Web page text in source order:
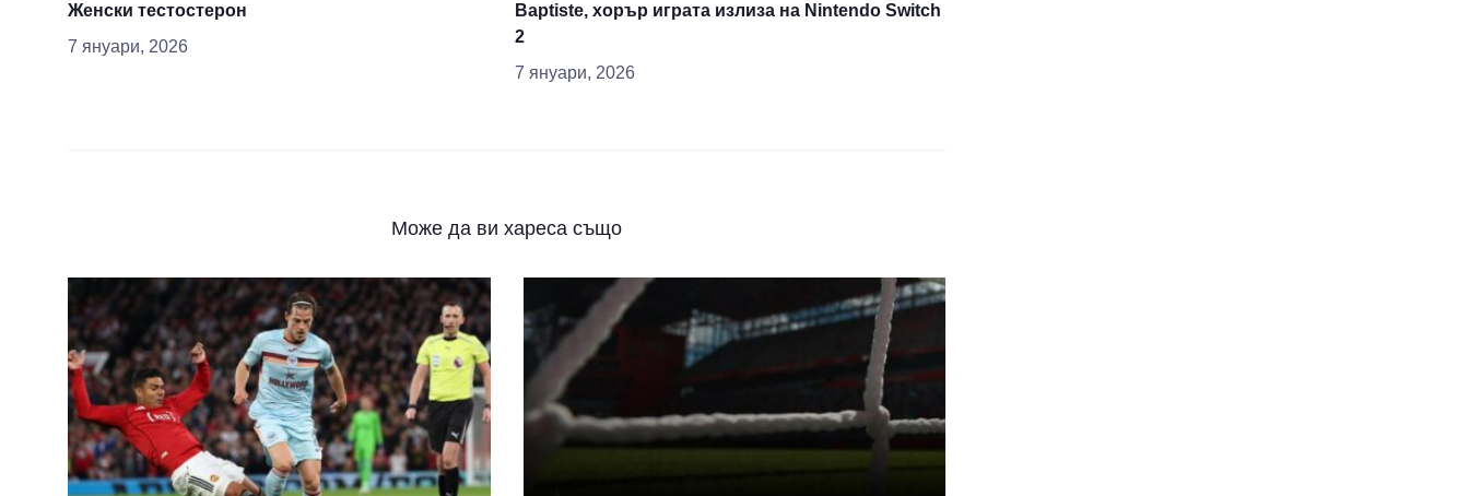
Женски тестостерон
7 януари, 2026
Baptiste, хорър играта излиза на Nintendo Switch
2
7 януари, 2026
Може да ви хареса също